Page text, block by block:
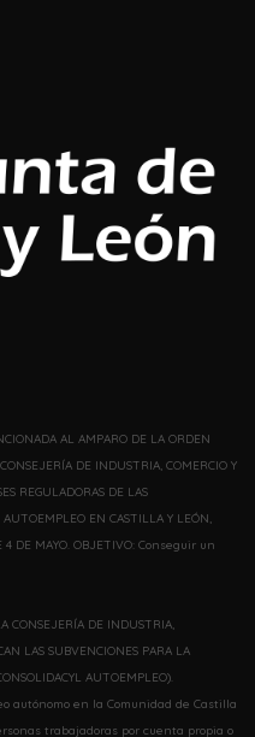
AL AMPARO DE LA ORDEN
DE INDUSTRIA, COMERCIO Y
REGULADORAS DE LAS
EN CASTILLA Y LEÓN,
DE MAYO. OBJETIVO: Conseguir un
CONSEJERÍA DE INDUSTRIA,
LAS SUBVENCIONES PARA LA
AUTOEMPLEO).
autónomo en la Comunidad de Castilla
trabajadoras por cuenta propia o